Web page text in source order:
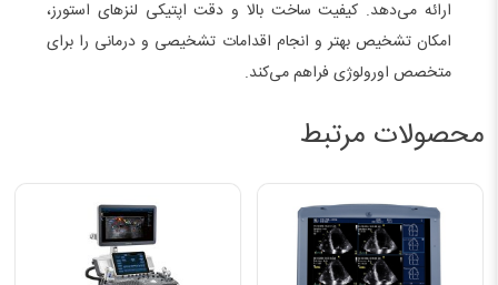
ارائه می‌دهد. کیفیت ساخت بالا و دقت اپتیکی لنزهای استورز،
امکان تشخیص بهتر و انجام اقدامات تشخیصی و درمانی را برای
متخصص اورولوژی فراهم می‌کند.
محصولات مرتبط